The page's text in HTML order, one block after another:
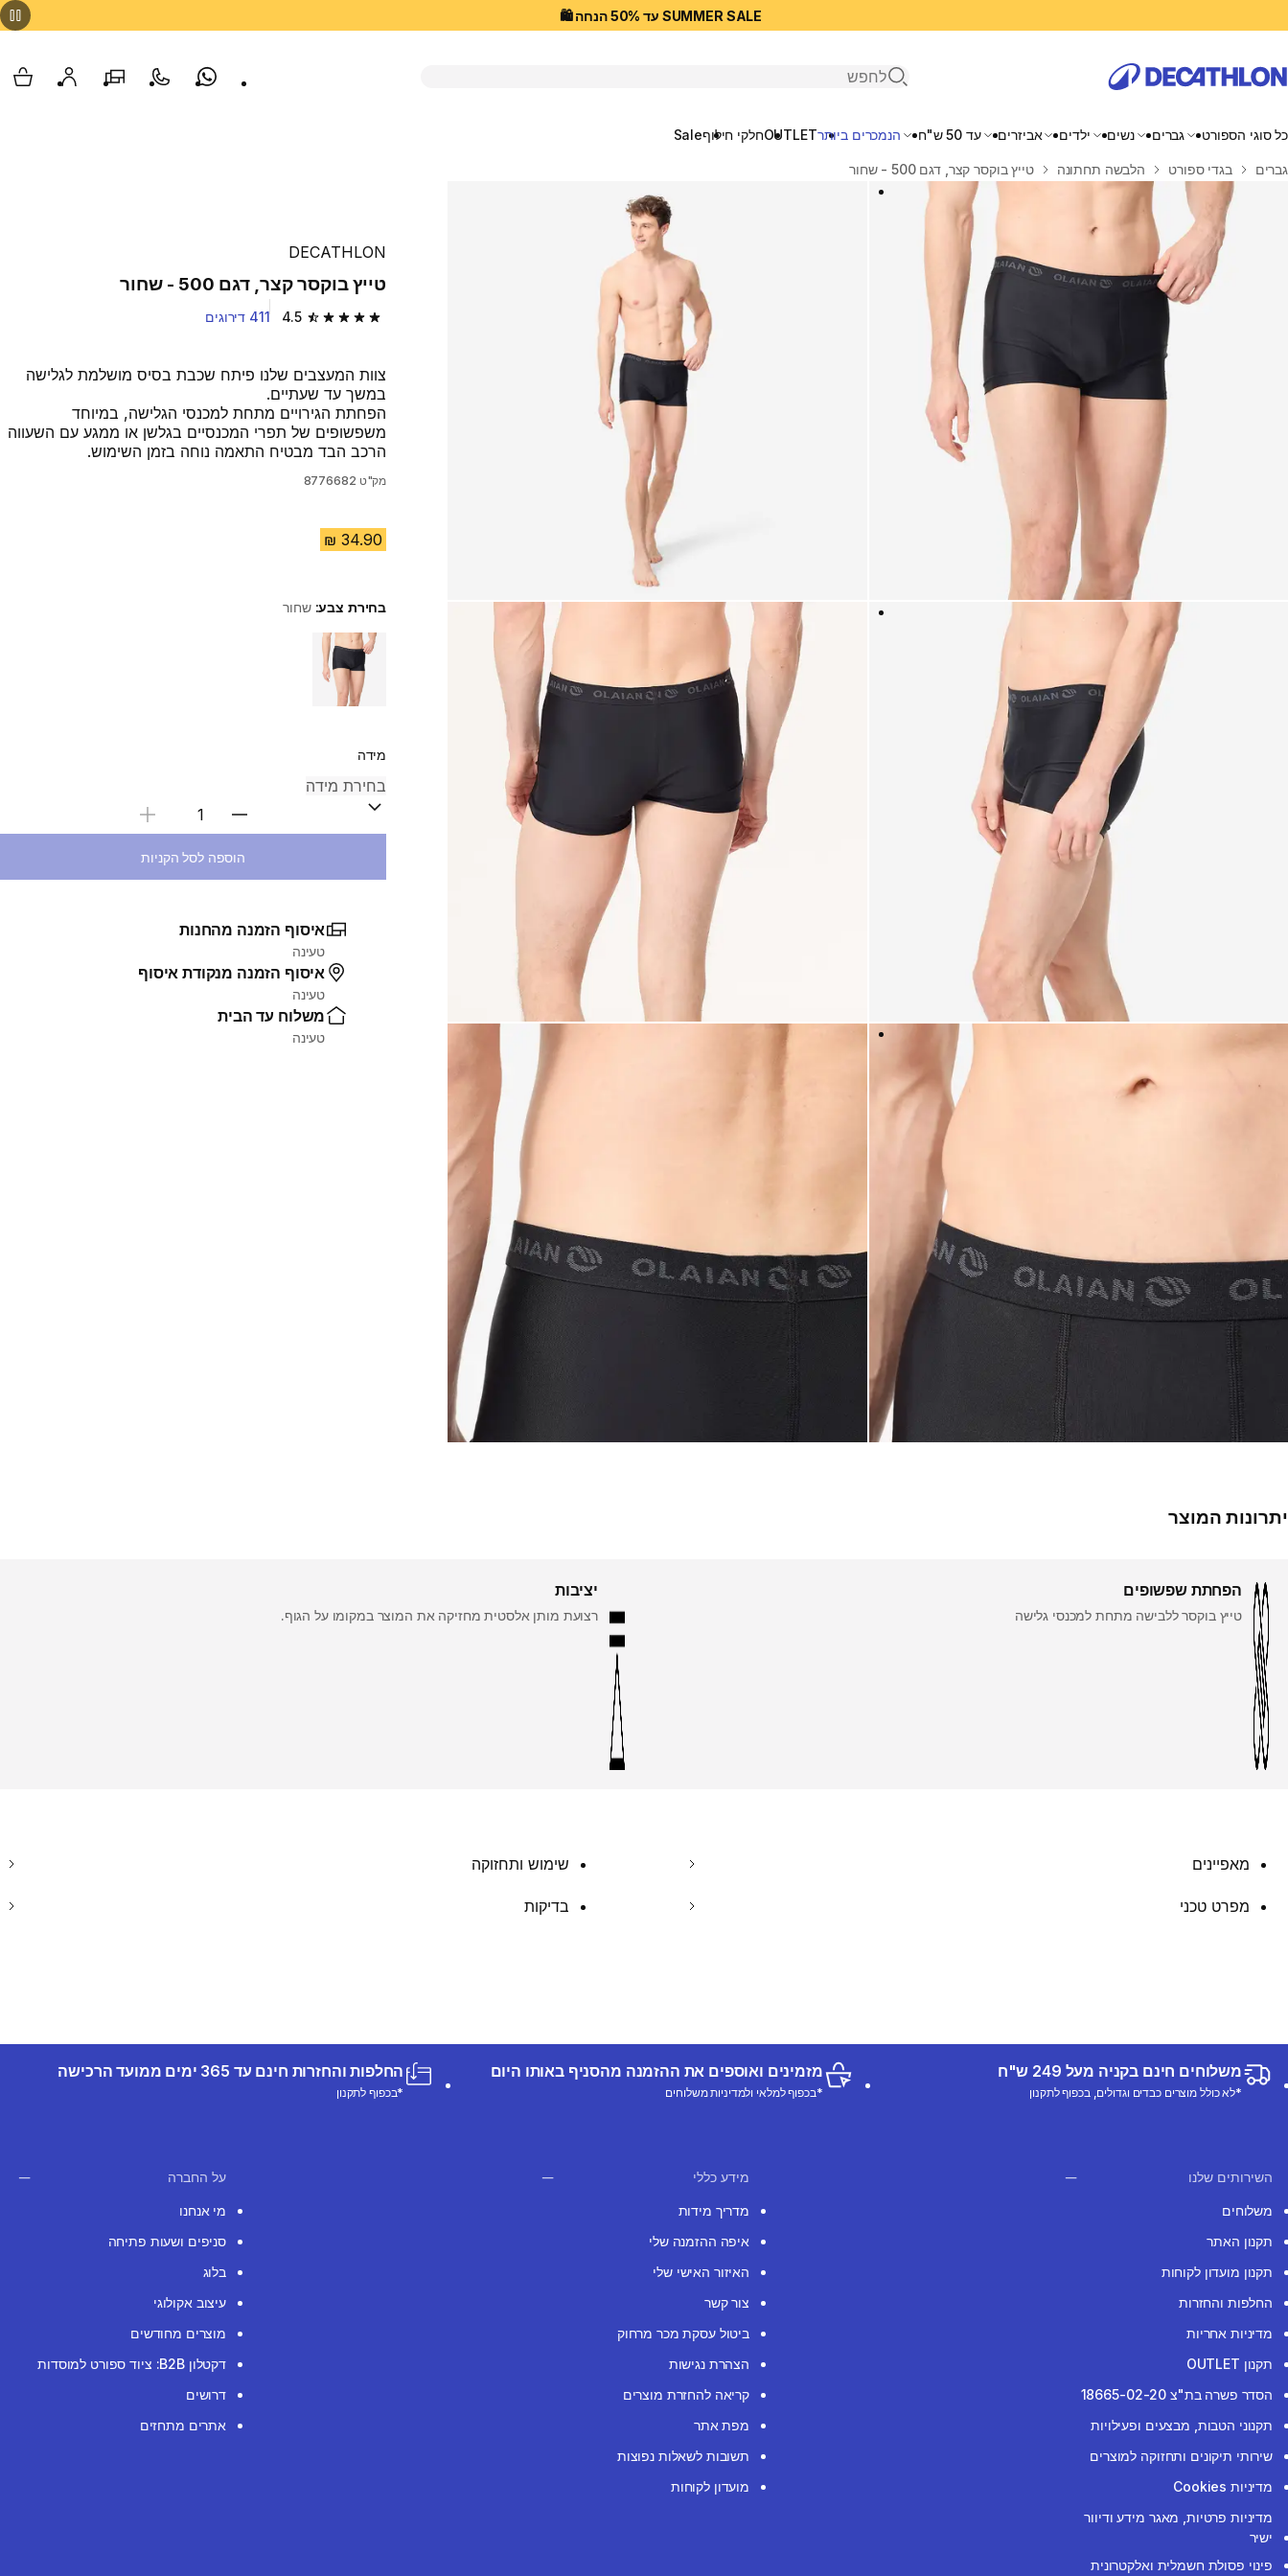
SUMMER SALE עד 50% הנחה 🛍️
פתיחת חיפוש
Whatsappצור קשרהסניפים שלנוהחשבון שלי
כל סוגי הספורט גברים נשים ילדים אביזרים עד 50 ש"ח הנמכרים ביותרOUTLETחלקי חילוףSale
בית
גברים בגדי ספורט הלבשה תחתונה טייץ בוקסר קצר, דגם 500 - שחור
DECATHLON
טייץ בוקסר קצר, דגם 500 - שחור
4.5 4.5 out of 5 stars from 411 reviews 411 דירוגים
צוות המעצבים שלנו פיתח שכבת בסיס מושלמת לגלישה
במשך עד שעתיים.
הפחתת הגירויים מתחת למכנסי הגלישה, במיוחד
משפשופים של תפרי המכנסיים בגלשן או ממגע עם השעווה
הרכב הבד מבטיח התאמה נוחה בזמן השימוש.
מק"ט 8776682
בחירת צבע:שחור
Choose a variant
מידה
בחירת כמות
הוספה לסל הקניות
איסוף הזמנה מהחנות
טעינה
איסוף הזמנה מנקודת איסוף
טעינה
משלוח עד הבית
טעינה
יתרונות המוצר
הפחתת שפשופים
טייץ בוקסר ללבישה מתחת למכנסי גלישה
יציבות
רצועת מותן אלסטית מחזיקה את המוצר במקומו על הגוף.
מאפיינים שימוש ותחזוקה
מפרט טכני בדיקות
משלוחים חינם בקניה מעל 249 ש"ח
*לא כולל מוצרים כבדים וגדולים, בכפוף לתקנון
מזמינים ואוספים את ההזמנה מהסניף באותו היום
*בכפוף למלאי ולמדיניות משלוחים
החלפות והחזרות חינם עד 365 ימים ממועד הרכישה
*בכפוף לתקנון
השירותים שלנו
משלוחים
תקנון האתר
תקנון מועדון לקוחות
החלפות והחזרות
מדיניות אחריות
תקנון OUTLET
הסדר פשרה בת"צ 18665-02-20
תקנוני הטבות, מבצעים ופעילויות
שירותי תיקונים ותחזוקה למוצרים
מדיניות Cookies
מדיניות פרטיות, מאגר מידע ודיוור
ישיר
פינוי פסולת חשמלית ואלקטרונית
מידע כללי
מדריך מידות
איפה ההזמנה שלי
האיזור האישי שלי
צור קשר
ביטול עסקת מכר מרחוק
הצהרת נגישות
קריאה להחזרת מוצרים
מפת אתר
תשובות לשאלות נפוצות
מועדון לקוחות
על החברה
מי אנחנו
סניפים ושעות פתיחה
בלוג
עיצוב אקולוגי
מוצרים מחודשים
דקטלון B2B: ציוד ספורט למוסדות
דרושים
אתרים מתחזים